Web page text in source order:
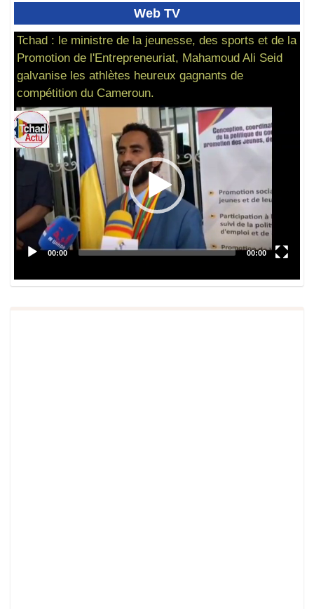
Web TV
Tchad : le ministre de la jeunesse, des sports et de la
Promotion de l'Entrepreneuriat, Mahamoud Ali Seid
galvanise les athlètes heureux gagnants de
compétition du Cameroun.